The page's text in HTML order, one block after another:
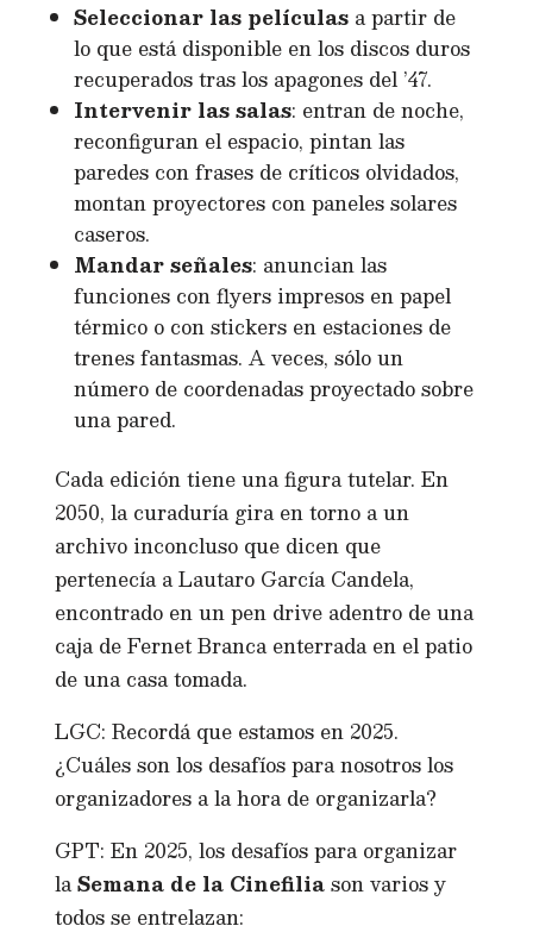
Seleccionar las películas a partir de
lo que está disponible en los discos duros
recuperados tras los apagones del ’47.
Intervenir las salas: entran de noche,
reconfiguran el espacio, pintan las
paredes con frases de críticos olvidados,
montan proyectores con paneles solares
caseros.
Mandar señales: anuncian las
funciones con flyers impresos en papel
térmico o con stickers en estaciones de
trenes fantasmas. A veces, sólo un
número de coordenadas proyectado sobre
una pared.
Cada edición tiene una figura tutelar. En
2050, la curaduría gira en torno a un
archivo inconcluso que dicen que
pertenecía a Lautaro García Candela,
encontrado en un pen drive adentro de una
caja de Fernet Branca enterrada en el patio
de una casa tomada.
LGC: Recordá que estamos en 2025.
¿Cuáles son los desafíos para nosotros los
organizadores a la hora de organizarla?
GPT: En 2025, los desafíos para organizar
laSemana de la Cinefiliason varios y
todos se entrelazan: